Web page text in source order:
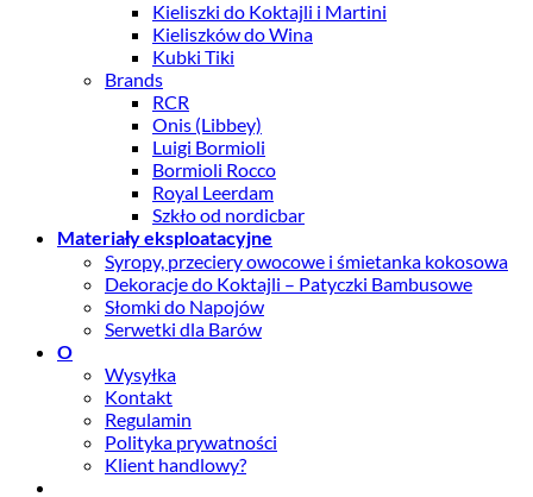
Kieliszki do Koktajli i Martini
Kieliszków do Wina
Kubki Tiki
Brands
RCR
Onis (Libbey)
Luigi Bormioli
Bormioli Rocco
Royal Leerdam
Szkło od nordicbar
Materiały eksploatacyjne
Syropy, przeciery owocowe i śmietanka kokosowa
Dekoracje do Koktajli – Patyczki Bambusowe
Słomki do Napojów
Serwetki dla Barów
O
Wysyłka
Kontakt
Regulamin
Polityka prywatności
Klient handlowy?